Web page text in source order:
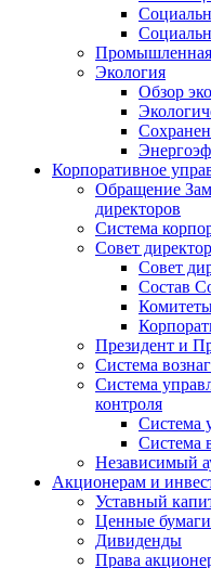
Промышленная
Экология
Обзор
Корпоративное
Обращение
директоров
Система
Совет
Совет
Состав
Президент и
Система
Система
контроля
Система
Система
Независимый
Акционерам и
Уставный
Ценные бумаги
Дивиденды
Права